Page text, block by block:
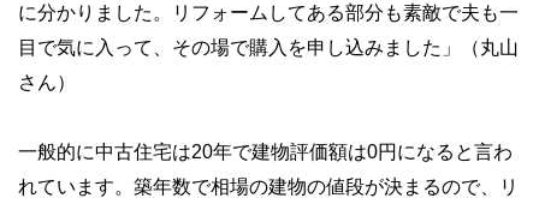
に分かりました。リフォームしてある部分も素敵で夫も一
目で気に入って、その場で購入を申し込みました」（丸山
さん）
一般的に中古住宅は20年で建物評価額は0円になると言わ
れています。築年数で相場の建物の値段が決まるので、リ